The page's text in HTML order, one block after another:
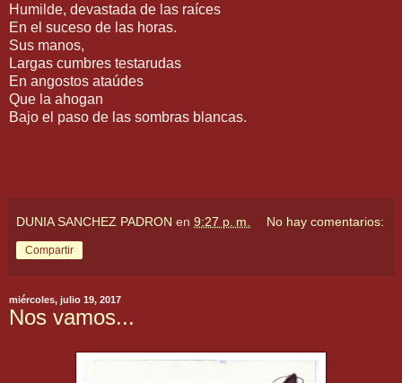
Humilde, devastada de las raíces
En el suceso de las horas.
Sus manos,
Largas cumbres testarudas
En angostos ataúdes
Que la ahogan
Bajo el paso de las sombras blancas.
DUNIA SANCHEZ PADRON en 9:27 p. m. No hay comentarios:
Compartir
miércoles, julio 19, 2017
Nos vamos...